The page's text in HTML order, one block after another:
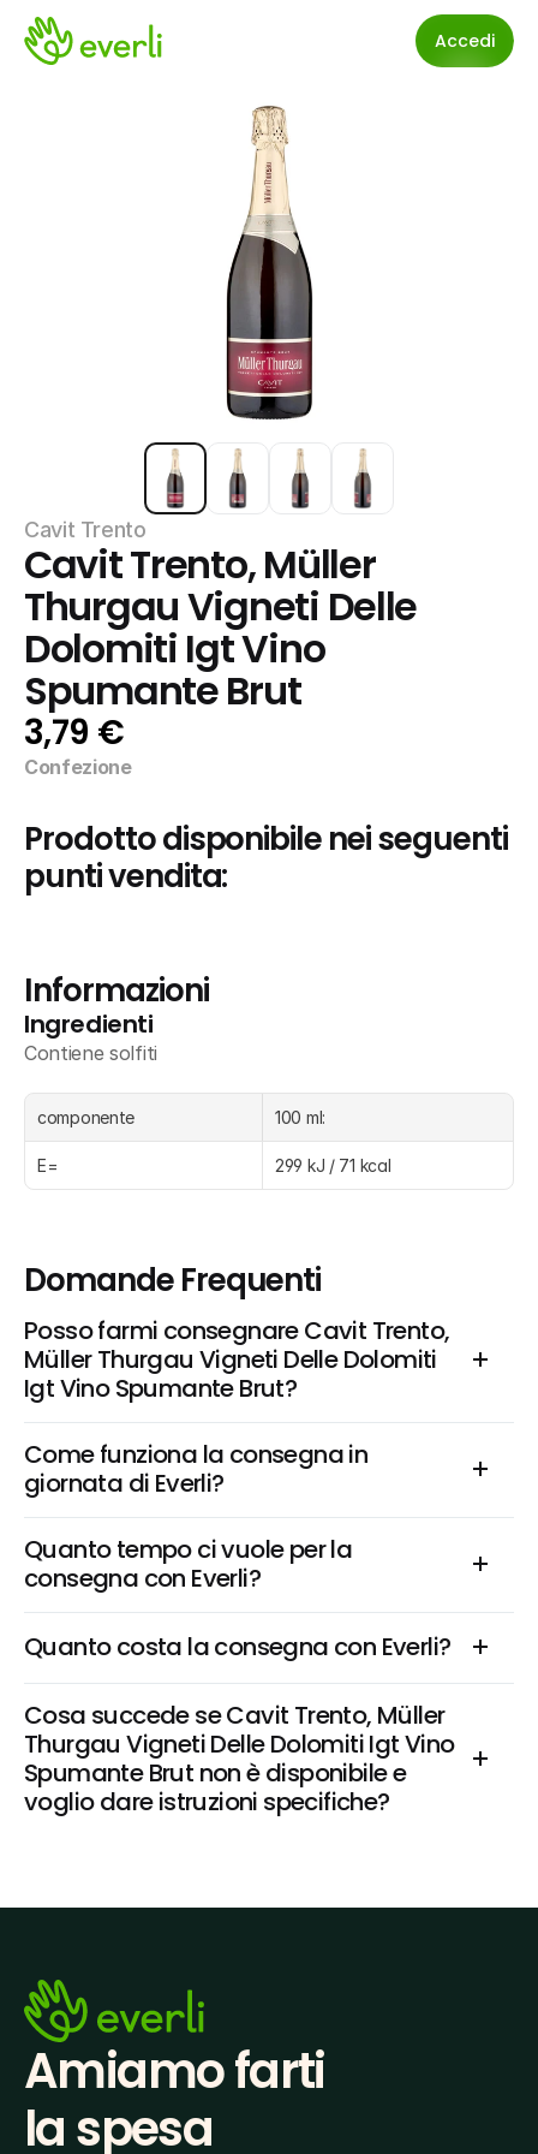
Accedi
Cavit Trento
Cavit Trento, Müller
Thurgau Vigneti Delle
Dolomiti Igt Vino
Spumante Brut
3,79 €
Confezione
Prodotto disponibile nei seguenti
punti vendita:
Informazioni
Ingredienti
Contiene solfiti
componente 100 ml:
E= 299 kJ / 71 kcal
Domande Frequenti
Posso farmi consegnare Cavit Trento,
Müller Thurgau Vigneti Delle Dolomiti
Igt Vino Spumante Brut?
Come funziona la consegna in
giornata di Everli?
Quanto tempo ci vuole per la
consegna con Everli?
Quanto costa la consegna con Everli?
Cosa succede se Cavit Trento, Müller
Thurgau Vigneti Delle Dolomiti Igt Vino
Spumante Brut non è disponibile e
voglio dare istruzioni specifiche?
Amiamo farti
la spesa